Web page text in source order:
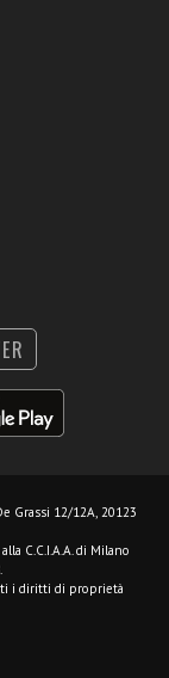
Grassi 12/12A, 20123
C.C.I.A.A. di Milano
i diritti di proprietà